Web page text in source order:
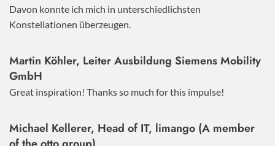
Davon konnte ich mich in unterschiedlichsten
Konstellationen überzeugen.
Martin Köhler, Leiter Ausbildung Siemens Mobility
GmbH
Great inspiration! Thanks so much for this impulse!
Michael Kellerer, Head of IT, limango (A member